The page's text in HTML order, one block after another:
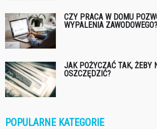
CZY PRACA W DOMU
WYPALENIA ZAWODOWEGO?
JAK POŻYCZAĆ TAK, ŻEBY
OSZCZĘDZIĆ?
POPULARNE KATEGORIE